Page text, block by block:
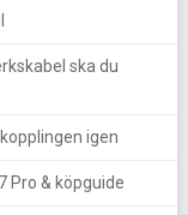
ska du
igen
Pro & köpguide